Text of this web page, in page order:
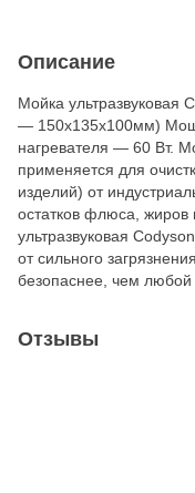
Описание
Мойка ультразвуковая
― 150х135х100мм)
нагревателя ― 60 Вт.
применяется для
изделий) от
остатков флюса, жиров
ультразвуковая
от сильного
безопаснее, чем любой
Отзывы